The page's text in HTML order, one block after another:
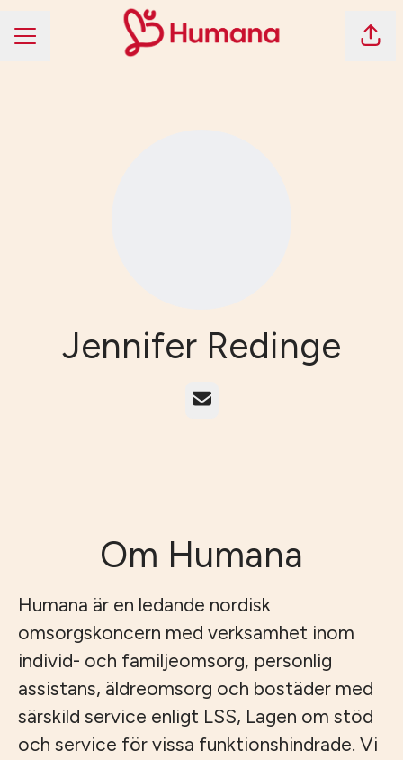
KARRIÄRMENY Dela
Jennifer Redinge
E-post
Om Humana
Humana är en ledande nordisk
omsorgskoncern med verksamhet inom
individ- och familjeomsorg, personlig
assistans, äldreomsorg och bostäder med
särskild service enligt LSS, Lagen om stöd
och service för vissa funktionshindrade. Vi